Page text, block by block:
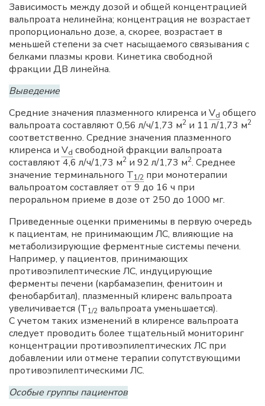
Зависимость между дозой и общей концентрацией
вальпроата нелинейна; концентрация не возрастает
пропорционально дозе, а, скорее, возрастает в
меньшей степени за счет насыщаемого связывания с
белками плазмы крови. Кинетика свободной
фракции ДВ линейна.
Выведение
Средние значения плазменного клиренса и Vd общего
вальпроата составляют 0,56 л/ч/1,73 м2 и 11 л/1,73 м2
соответственно. Средние значения плазменного
клиренса и Vd свободной фракции вальпроата
составляют 4,6 л/ч/1,73 м2 и 92 л/1,73 м2. Среднее
значение терминального T1/2 при монотерапии
вальпроатом составляет от 9 до 16 ч при
пероральном приеме в дозе от 250 до 1000 мг.
Приведенные оценки применимы в первую очередь
к пациентам, не принимающим ЛС, влияющие на
метаболизирующие ферментные системы печени.
Например, у пациентов, принимающих
противоэпилептические ЛС, индуцирующие
ферменты печени (карбамазепин, фенитоин и
фенобарбитал), плазменный клиренс вальпроата
увеличивается (T1/2 вальпроата уменьшается).
С учетом таких изменений в клиренсе вальпроата
следует проводить более тщательный мониторинг
концентрации противоэпилептических ЛС при
добавлении или отмене терапии сопутствующими
противоэпилептическими ЛС.
Особые группы пациентов